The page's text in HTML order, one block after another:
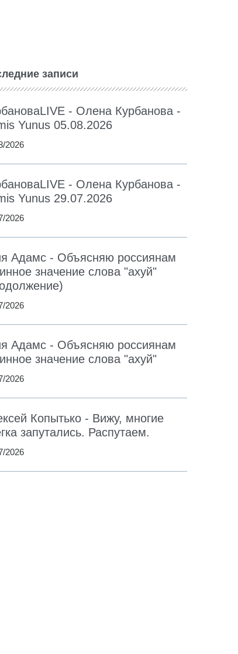
записи
- Олена Курбанова -
Yunus 05.08.2026
2026
- Олена Курбанова -
Yunus 29.07.2026
2026
Адамс - Объясняю россиянам
значение слова "ахуй"
2026
Адамс - Объясняю россиянам
значение слова "ахуй"
2026
Копытько - Вижу, многие
запутались. Распутаем.
2026